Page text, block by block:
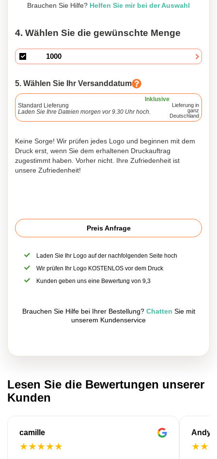
Brauchen Sie Hilfe? Helfen Sie mir bei der Auswahl
4. Wählen Sie die gewünschte Menge
5. Wählen Sie Ihr Versanddatum
Inklusive
Standard Lieferung
Laden Sie Ihre Dateien morgen vor 9.30 Uhr hoch.
Lieferung in
ganz
Deutschland
Keine Sorge! Wir prüfen jedes Logo und beginnen mit dem
Druck erst, wenn Sie dem erhaltenen Druckauftrag
zugestimmt haben. Vorher nicht. Ihre Zufriedenheit ist
unsere Zufriedenheit!
Preis Anfrage
Laden Sie Ihr Logo auf der nachfolgenden Seite hoch
Wir prüfen Ihr Logo KOSTENLOS vor dem Druck
Kunden geben uns eine Bewertung von 9,3
Brauchen Sie Hilfe bei Ihrer Bestellung? Chatten Sie mit
unserem Kundenservice
Lesen Sie die Bewertungen unserer
Kunden
camille
★★★★★
Andy
★★